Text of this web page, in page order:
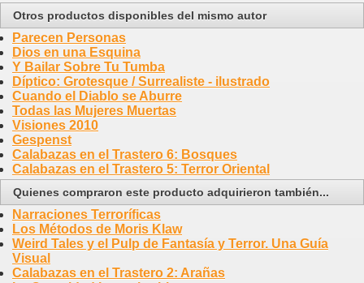
Otros productos disponibles del mismo autor
Parecen Personas
Dios en una Esquina
Y Bailar Sobre Tu Tumba
Díptico: Grotesque / Surrealiste - ilustrado
Cuando el Diablo se Aburre
Todas las Mujeres Muertas
Visiones 2010
Gespenst
Calabazas en el Trastero 6: Bosques
Calabazas en el Trastero 5: Terror Oriental
Quienes compraron este producto adquirieron también...
Narraciones Terroríficas
Los Métodos de Moris Klaw
Weird Tales y el Pulp de Fantasía y Terror. Una Guía
Visual
Calabazas en el Trastero 2: Arañas